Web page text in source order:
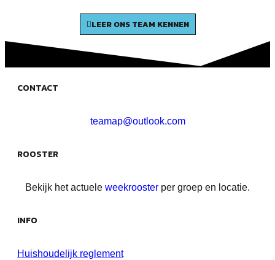
LEER ONS TEAM KENNEN
CONTACT
teamap@outlook.com
ROOSTER
Bekijk het actuele weekrooster per groep en locatie.
INFO
Huishoudelijk reglement